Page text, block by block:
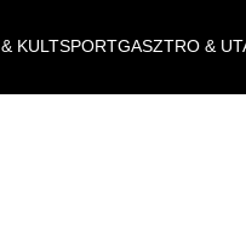
KULTSPORTGASZTRO &